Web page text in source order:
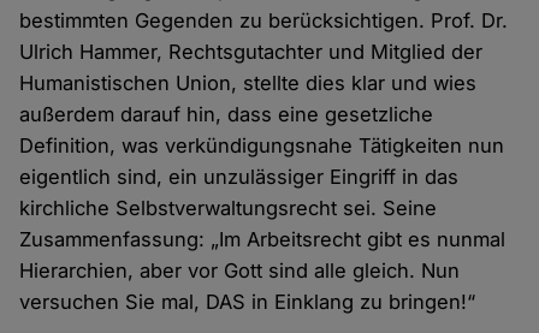
bestimmten Gegenden zu berücksichtigen. Prof. Dr.
Ulrich Hammer, Rechtsgutachter und Mitglied der
Humanistischen Union, stellte dies klar und wies
außerdem darauf hin, dass eine gesetzliche
Definition, was verkündigungsnahe Tätigkeiten nun
eigentlich sind, ein unzulässiger Eingriff in das
kirchliche Selbstverwaltungsrecht sei. Seine
Zusammenfassung: „Im Arbeitsrecht gibt es nunmal
Hierarchien, aber vor Gott sind alle gleich. Nun
versuchen Sie mal, DAS in Einklang zu bringen!“